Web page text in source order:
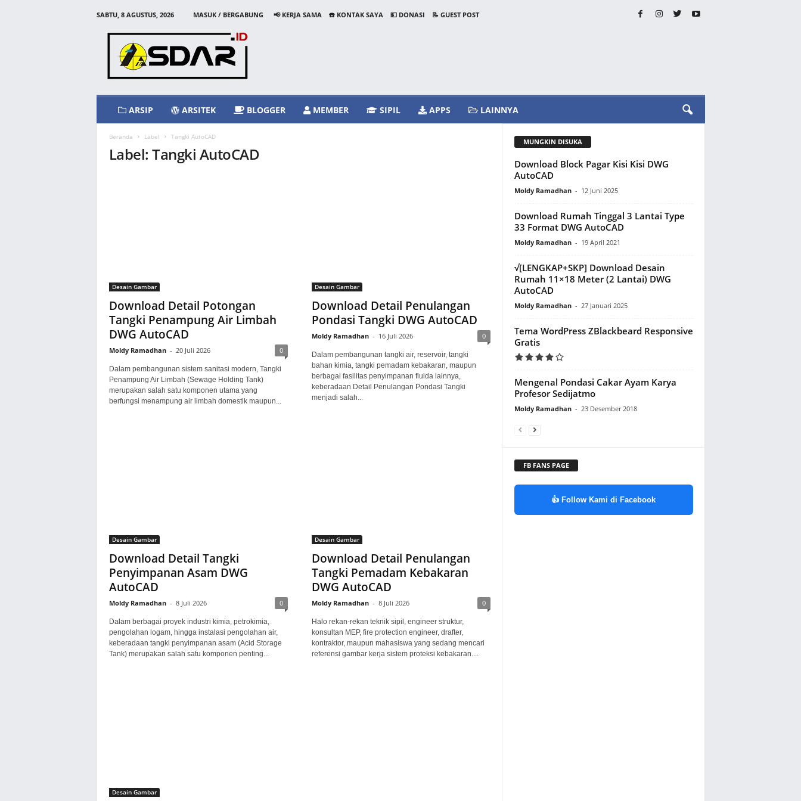
SABTU, 8 AGUSTUS, 2026 MASUK / BERGABUNG 📢 KERJA SAMA ☎️ KONTAK SAYA 💵 DONASI
📝 GUEST POST
ARSIP ARSITEK BLOGGER MEMBER SIPIL APPS LAINNYA
Beranda Label Tangki AutoCAD
Label: Tangki AutoCAD
Desain Gambar
Download Detail Potongan
Tangki Penampung Air Limbah
DWG AutoCAD
Moldy Ramadhan - 20 Juli 2026 0
Dalam pembangunan sistem sanitasi modern, Tangki
Penampung Air Limbah (Sewage Holding Tank)
merupakan salah satu komponen utama yang
berfungsi menampung air limbah domestik maupun...
Desain Gambar
Download Detail Penulangan
Pondasi Tangki DWG AutoCAD
Moldy Ramadhan - 16 Juli 2026 0
Dalam pembangunan tangki air, reservoir, tangki
bahan kimia, tangki pemadam kebakaran, maupun
berbagai fasilitas penyimpanan fluida lainnya,
keberadaan Detail Penulangan Pondasi Tangki
menjadi salah...
Desain Gambar
Download Detail Tangki
Penyimpanan Asam DWG
AutoCAD
Moldy Ramadhan - 8 Juli 2026 0
Dalam berbagai proyek industri kimia, petrokimia,
pengolahan logam, hingga instalasi pengolahan air,
keberadaan tangki penyimpanan asam (Acid Storage
Tank) merupakan salah satu komponen penting...
Desain Gambar
Download Detail Penulangan
Tangki Pemadam Kebakaran
DWG AutoCAD
Moldy Ramadhan - 8 Juli 2026 0
Halo rekan-rekan teknik sipil, engineer struktur,
konsultan MEP, fire protection engineer, drafter,
kontraktor, maupun mahasiswa yang sedang mencari
referensi gambar kerja sistem proteksi kebakaran....
Desain Gambar
MUNGKIN DISUKA
Download Block Pagar Kisi Kisi DWG
AutoCAD
Moldy Ramadhan - 12 Juni 2025
Download Rumah Tinggal 3 Lantai Type
33 Format DWG AutoCAD
Moldy Ramadhan - 19 April 2021
√[LENGKAP+SKP] Download Desain
Rumah 11×18 Meter (2 Lantai) DWG
AutoCAD
Moldy Ramadhan - 27 Januari 2025
Tema WordPress ZBlackbeard Responsive
Gratis
Mengenal Pondasi Cakar Ayam Karya
Profesor Sedijatmo
Moldy Ramadhan - 23 Desember 2018
FB FANS PAGE
👍 Follow Kami di Facebook